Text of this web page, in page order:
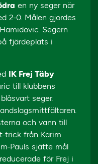
en ny seger när
2-0. Målen gjordes
Segern
fjärdeplats i
IK Frej Täby
till klubbens
seger.
och vann till
trick från Karim
Pauls sjätte mål
för Frej i